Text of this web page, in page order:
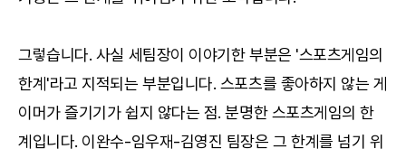
그렇습니다. 사실 세팀장이 이야기한 부분은 '스포츠게임의
한계'라고 지적되는 부분입니다. 스포츠를 좋아하지 않는 게
이머가 즐기기가 쉽지 않다는 점. 분명한 스포츠게임의 한
계입니다. 이완수-임우재-김영진 팀장은 그 한계를 넘기 위